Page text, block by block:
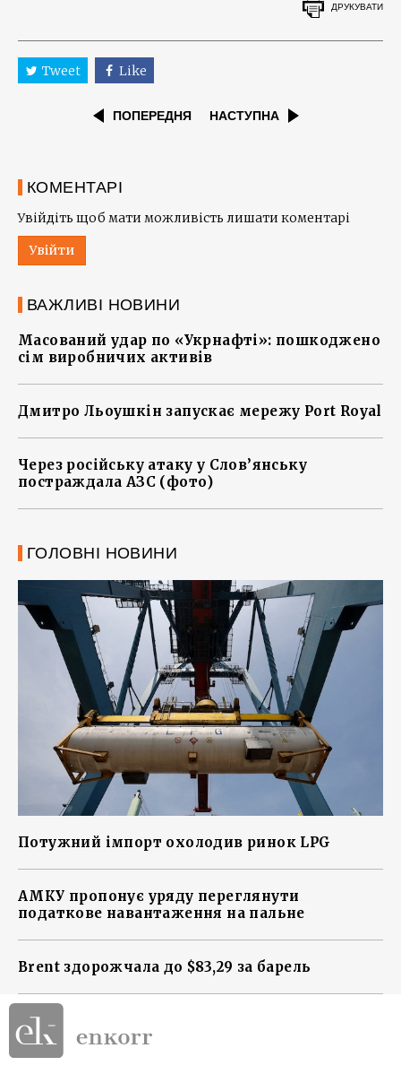
ДРУКУВАТИ
Tweet Like
ПОПЕРЕДНЯ НАСТУПНА
КОМЕНТАРІ
Увійдіть щоб мати можливість лишати коментарі
Увійти
ВАЖЛИВІ НОВИНИ
Масований удар по «Укрнафті»: пошкоджено
сім виробничих активів
Дмитро Льоушкін запускає мережу Port Royal
Через російську атаку у Слов’янську
постраждала АЗС (фото)
ГОЛОВНІ НОВИНИ
Потужний імпорт охолодив ринок LPG
АМКУ пропонує уряду переглянути
податкове навантаження на пальне
Brent здорожчала до $83,29 за барель